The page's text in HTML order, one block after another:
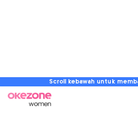
Scroll kebawah untuk